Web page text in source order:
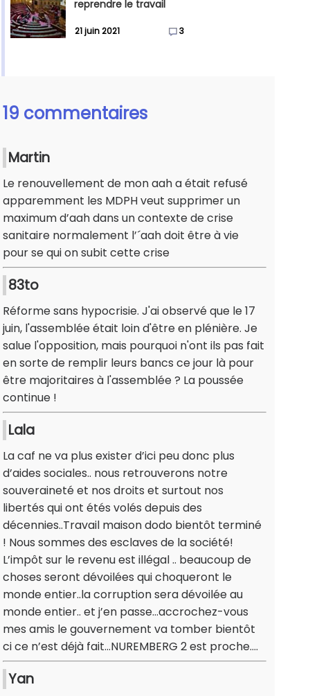
reprendre le travail
21 juin 2021 3
19 commentaires
Martin
Le renouvellement de mon aah a était refusé
apparemment les MDPH veut supprimer un
maximum d’aah dans un contexte de crise
sanitaire normalement l’´aah doit être à vie
pour se qui on subit cette crise
83to
Réforme sans hypocrisie. J'ai observé que le 17
juin, l'assemblée était loin d'être en plénière. Je
salue l'opposition, mais pourquoi n'ont ils pas fait
en sorte de remplir leurs bancs ce jour là pour
être majoritaires à l'assemblée ? La poussée
continue !
Lala
La caf ne va plus exister d’ici peu donc plus
d’aides sociales.. nous retrouverons notre
souveraineté et nos droits et surtout nos
libertés qui ont étés volés depuis des
décennies..Travail maison dodo bientôt terminé
! Nous sommes des esclaves de la société!
L’impôt sur le revenu est illégal .. beaucoup de
choses seront dévoilées qui choqueront le
monde entier..la corruption sera dévoilée au
monde entier.. et j’en passe…accrochez-vous
mes amis le gouvernement va tomber bientôt
ci ce n’est déjà fait…NUREMBERG 2 est proche….
Yan